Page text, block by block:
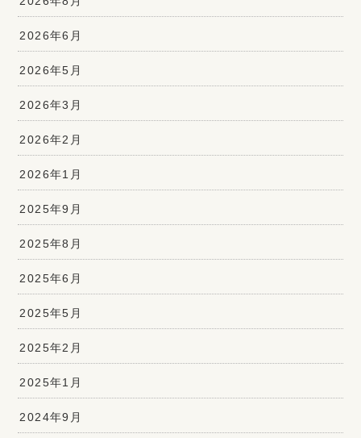
2026年6月
2026年5月
2026年3月
2026年2月
2026年1月
2025年9月
2025年8月
2025年6月
2025年5月
2025年2月
2025年1月
2024年9月